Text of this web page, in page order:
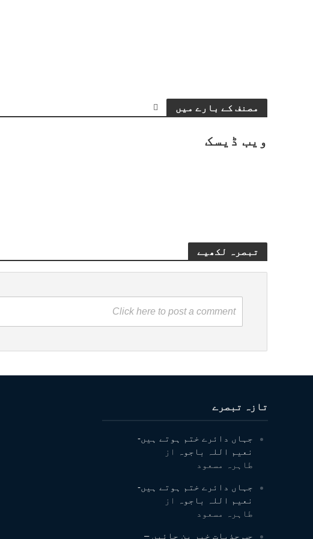
مصنف کے بارے میں
ویب ڈیسک
تبصرہ لکھیے
Click here to post a comment
تازہ تبصرے
جہاں دائرے ختم ہوتے ہیں-
نعیم اللہ باجوہ
از
طاہرہ مسعود
جہاں دائرے ختم ہوتے ہیں-
نعیم اللہ باجوہ
از
طاہرہ مسعود
جب جذبات خبر بن جائیں –